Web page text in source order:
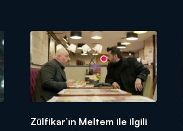
Zülfikar’ın Meltem ile ilgili